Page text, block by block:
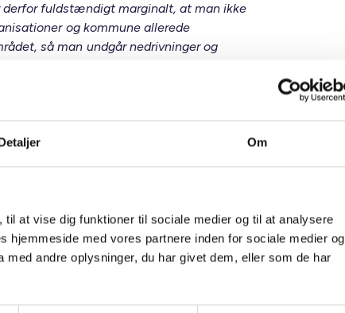
Om
at vise dig funktioner til sociale medier og til at analysere
hjemmeside med vores partnere inden for sociale medier og
andre oplysninger, du har givet dem, eller som de har
fuldstændigt marginalt, at man ikke
og kommune allerede
så man undgår nedrivninger og
for arbejdsmarkedet.”
som i 2018 fik stemplet ”hård
længere. Og måske vil Solbakken,
være en såkaldt ghetto til næste år. Det
til overvejelser omkring,
for udarbejdelsen af ghettolisten,